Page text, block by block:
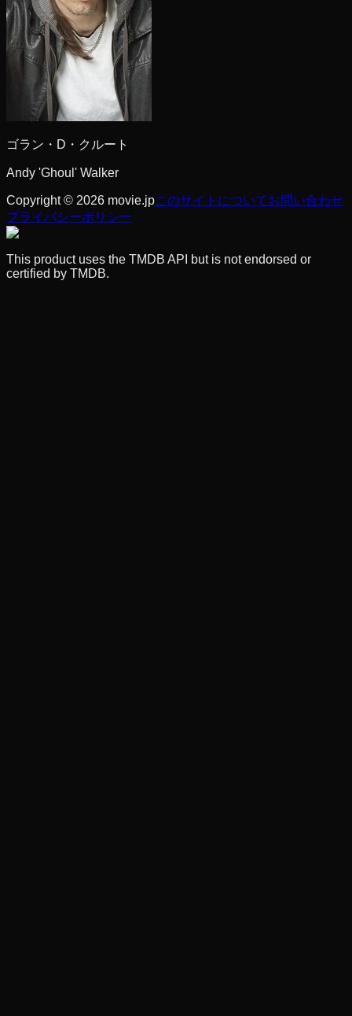
ゴラン・D・クルート
Andy 'Ghoul' Walker
Copyright © 2026 movie.jpこのサイトについてお問い合わせ
プライバシーポリシー
This product uses the TMDB API but is not endorsed or
certified by TMDB.